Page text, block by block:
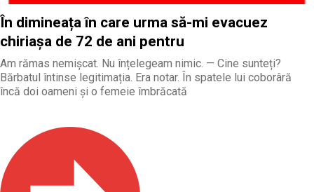
În dimineața în care urma să-mi evacuez
chiriașa de 72 de ani pentru
Am rămas nemișcat. Nu înțelegeam nimic. — Cine sunteți?
Bărbatul întinse legitimația. Era notar. În spatele lui coborâră
încă doi oameni și o femeie îmbrăcată